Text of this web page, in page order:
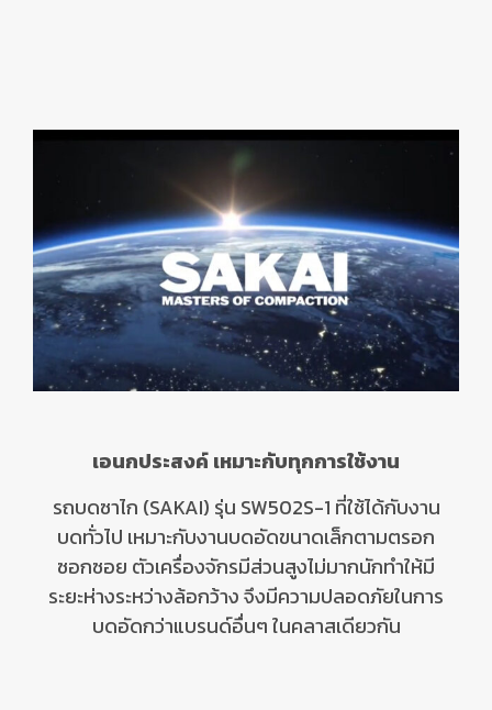
เอนกประสงค์ เหมาะกับทุกการใช้งาน
รถบดซาไก (SAKAI) รุ่น SW502S-1 ที่ใช้ได้กับงาน
บดทั่วไป เหมาะกับงานบดอัดขนาดเล็กตามตรอก
ซอกซอย ตัวเครื่องจักรมีส่วนสูงไม่มากนักทำให้มี
ระยะห่างระหว่างล้อกว้าง จึงมีความปลอดภัยในการ
บดอัดกว่าแบรนด์อื่นๆ ในคลาสเดียวกัน